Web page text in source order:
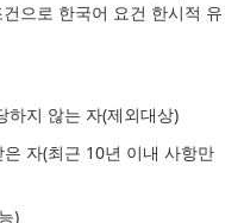
으로 한국어 요건 한시적 유
하지 않는 자(제외대상)
은 자(최근 10년 이내 사항만
)